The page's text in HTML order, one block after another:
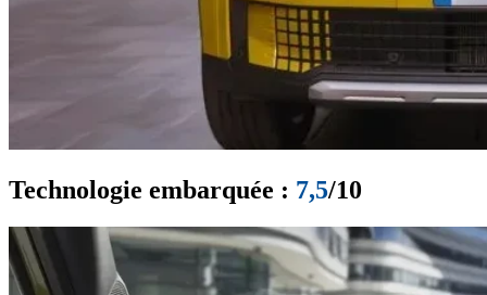
Technologie embarquée : 7,5/10